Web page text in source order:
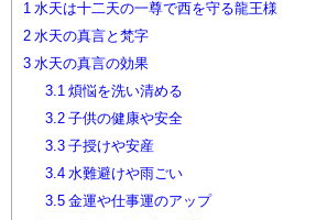
1 水天は十二天の一尊で西を守る龍王様
2 水天の真言と梵字
3 水天の真言の効果
3.1 煩悩を洗い清める
3.2子供の健康や安全
3.3子授けや安産
3.4水難避けや雨ごい
3.5金運や仕事運のアップ